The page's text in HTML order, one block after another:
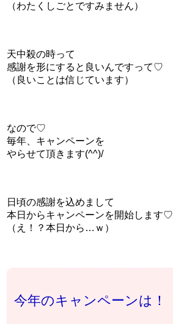
（わたくしごとですみません）
天中殺の時って
感謝を形にすると良いんですって♡
（良いことは信じています）
なので♡
毎年、キャンペーンを
やらせて頂きます(^^)/
日頃の感謝を込めまして
本日からキャンペーンを開始します♡
（え！？本日から…ｗ）
今年のキャンペーンは！